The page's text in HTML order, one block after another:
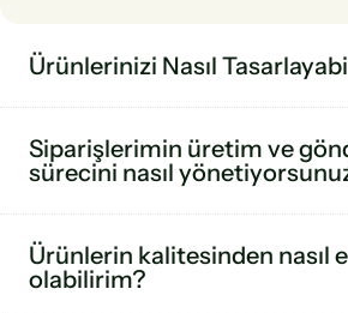
Ürünlerinizi Nasıl
Siparişlerimin üretim ve
sürecini nasıl
Ürünlerin kalitesinden nasıl
olabilirim?